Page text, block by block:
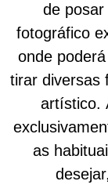
de
fotográfico
onde
tirar diversas
artístico.
as